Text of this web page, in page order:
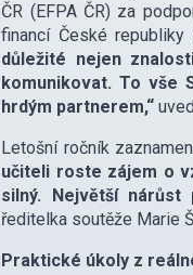
ČR (EFPA ČR) za
financí České
důležité nejen
komunikovat. To vše
hrdým partnerem,“
Letošní ročník
učiteli roste zájem o
silný. Největší
ředitelka soutěže Marie
Praktické úkoly z